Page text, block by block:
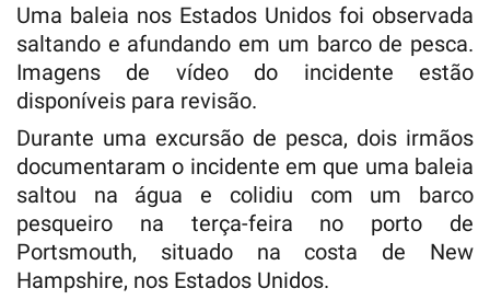
Uma baleia nos Estados Unidos foi observada
saltando e afundando em um barco de pesca.
Imagens de vídeo do incidente estão
disponíveis para revisão.
Durante uma excursão de pesca, dois irmãos
documentaram o incidente em que uma baleia
saltou na água e colidiu com um barco
pesqueiro na terça-feira no porto de
Portsmouth, situado na costa de New
Hampshire, nos Estados Unidos.